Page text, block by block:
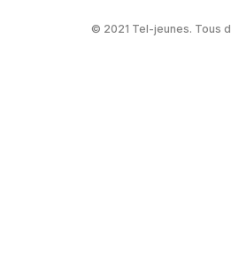
© 2021 Tel-jeunes. Tous